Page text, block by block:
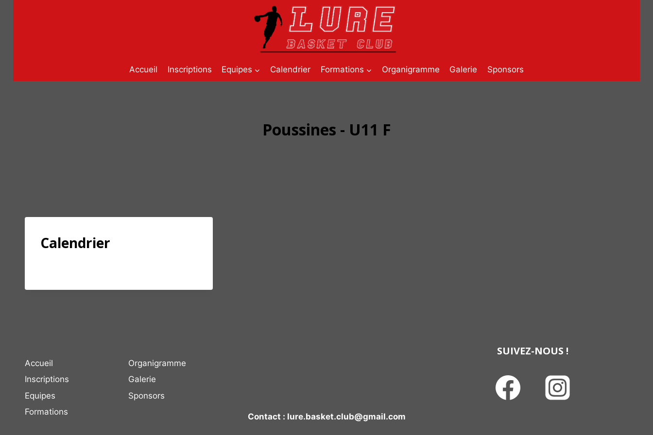
Accueil Inscriptions Equipes Calendrier Formations Organigramme Galerie Sponsors
Poussines - U11 F
Calendrier
Accueil
Inscriptions
Equipes
Formations
Organigramme
Galerie
Sponsors
Contact : lure.basket.club@gmail.com
SUIVEZ-NOUS !